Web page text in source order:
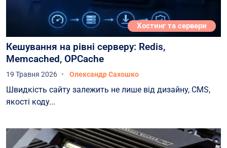
Хостинг та сервери
Кешування на рівні серверу: Redis,
Memcached, OPCache
19 Травня 2026 Олександр Сахошко
Швидкість сайту залежить не лише від дизайну, CMS,
якості коду...